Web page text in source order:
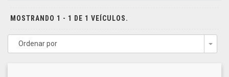
MOSTRANDO 1 - 1 DE 1 VEÍCULOS.
Ordenar por